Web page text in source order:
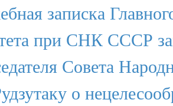
записка
при СНК СССР
Совета
о